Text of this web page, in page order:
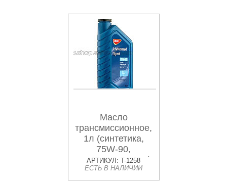
Масло
трансмиссионное,
1л (синтетика,
75W-90,
HYKOMOL SYNT)
MOL (#GPL)
АРТИКУЛ: T-1258
ЕСТЬ В НАЛИЧИИ